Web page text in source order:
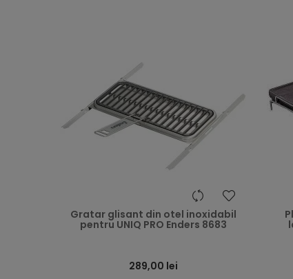
heart
Gratar glisant din otel inoxidabil
pentru UNIQ PRO Enders 8683
289,00 lei